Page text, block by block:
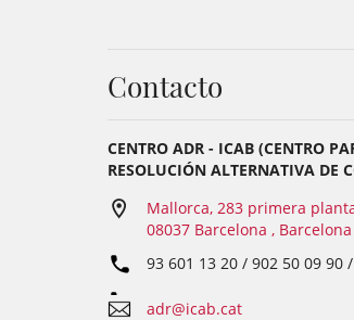
Contacto
CENTRO ADR - ICAB (CENTRO
RESOLUCIÓN ALTERNATIVA DE
Mallorca, 283 primera
08037 Barcelona ,
93 601 13 20 / 902 50 09 90
adr@icab.cat